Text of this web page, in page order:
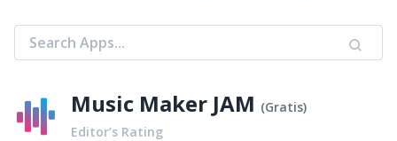
Music Maker JAM (Gratis)
Editor’s Rating